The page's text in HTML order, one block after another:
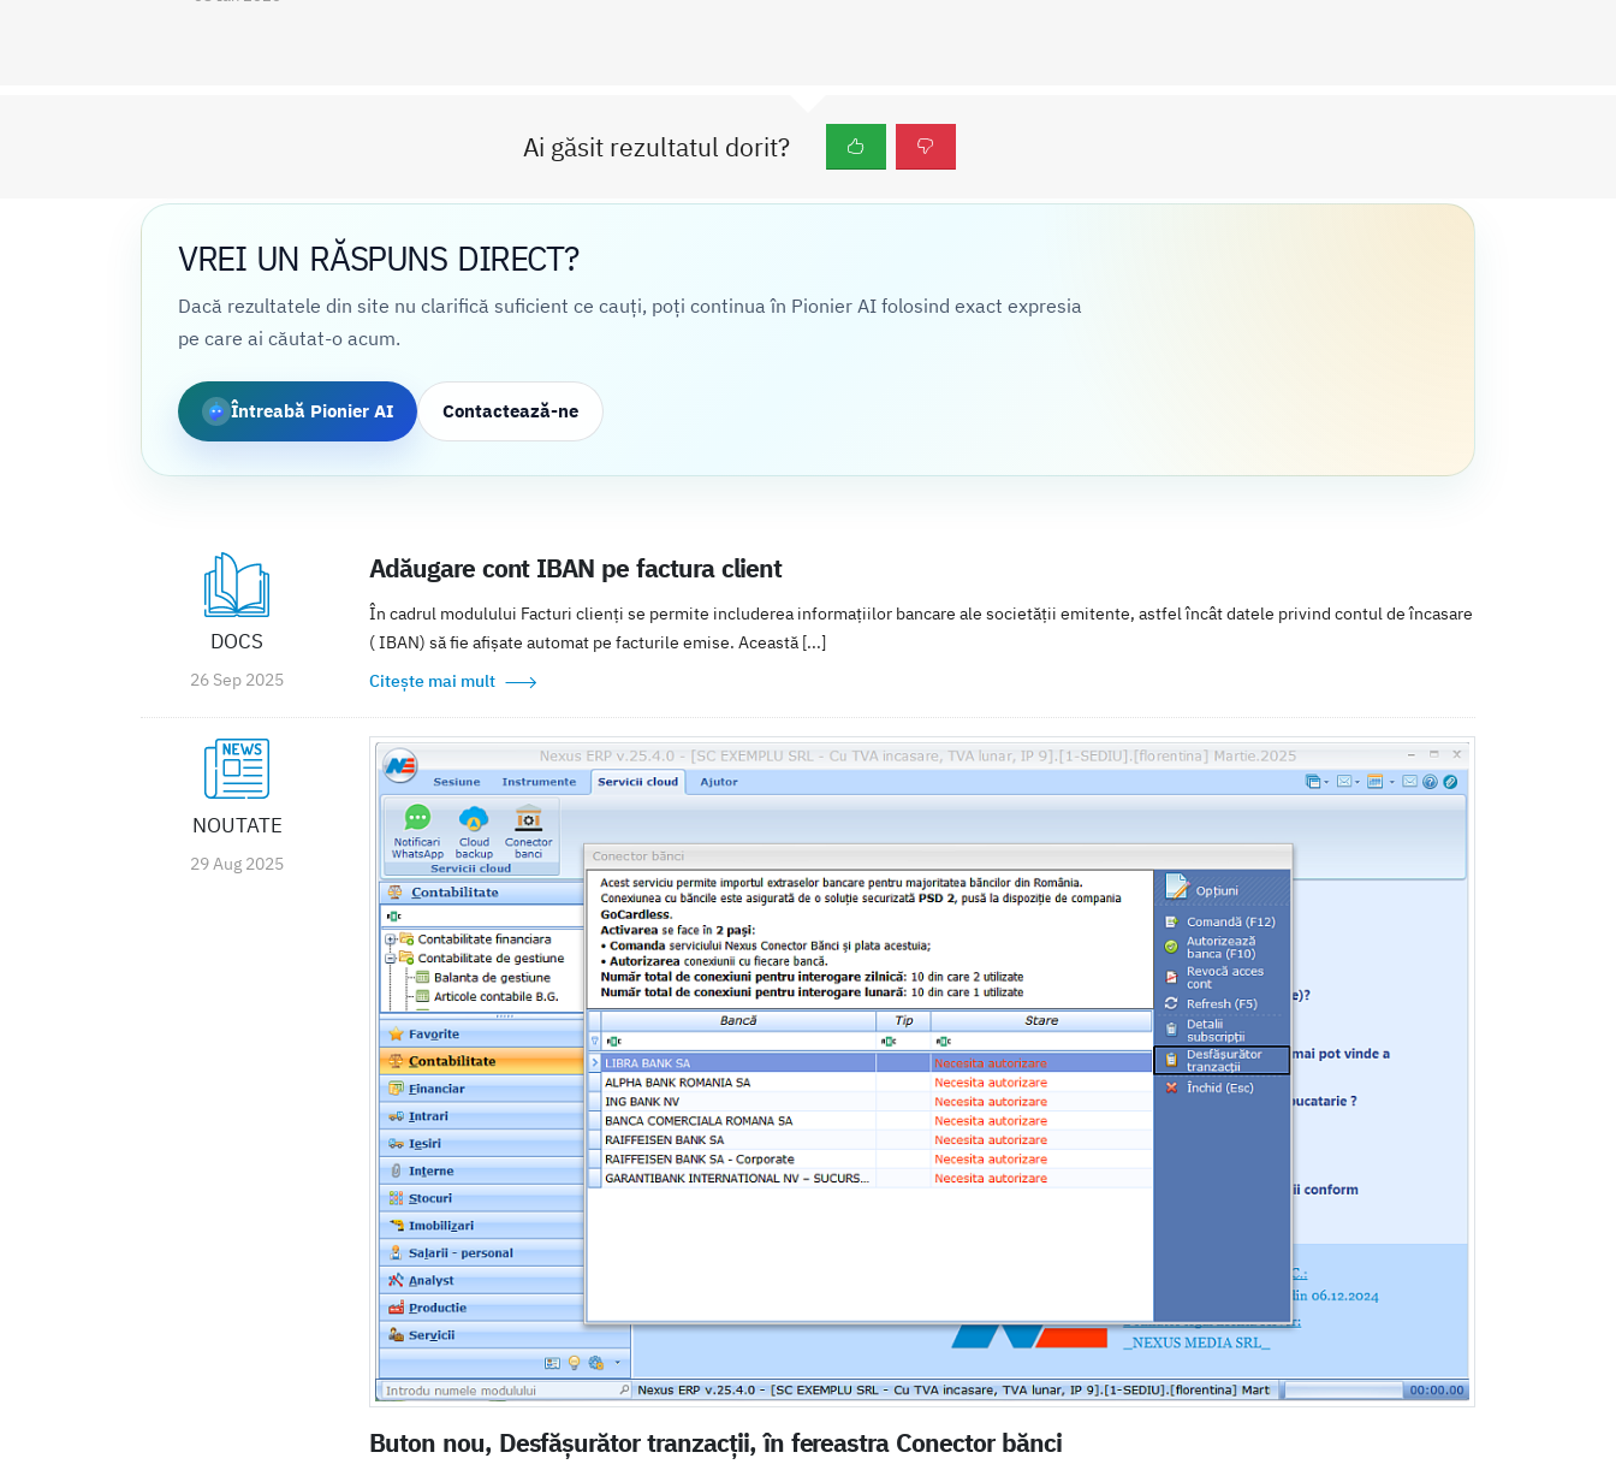
Ai găsit rezultatul dorit?
VREI UN RĂSPUNS DIRECT?
Dacă rezultatele din site nu clarifică suficient ce cauți, poți continua în Pionier AI folosind exact expresia
pe care ai căutat-o acum.
Întreabă Pionier AI Contactează-ne
DOCS
26 Sep 2025
Adăugare cont IBAN pe factura client
În cadrul modulului Facturi clienți se permite includerea informațiilor bancare ale societății emitente, astfel încât datele privind contul de încasare
( IBAN) să fie afișate automat pe facturile emise. Această [...]
Citește mai mult
NOUTATE
29 Aug 2025
Buton nou, Desfășurător tranzacții, în fereastra Conector bănci